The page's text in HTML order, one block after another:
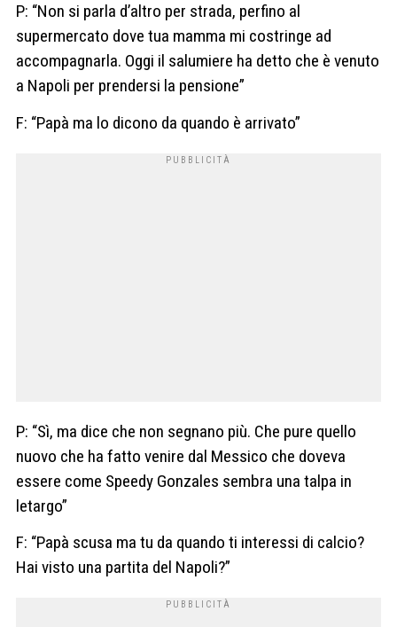
P: “Non si parla d’altro per strada, perfino al
supermercato dove tua mamma mi costringe ad
accompagnarla. Oggi il salumiere ha detto che è venuto
a Napoli per prendersi la pensione”
F: “Papà ma lo dicono da quando è arrivato”
P: “Sì, ma dice che non segnano più. Che pure quello
nuovo che ha fatto venire dal Messico che doveva
essere come Speedy Gonzales sembra una talpa in
letargo”
F: “Papà scusa ma tu da quando ti interessi di calcio?
Hai visto una partita del Napoli?”